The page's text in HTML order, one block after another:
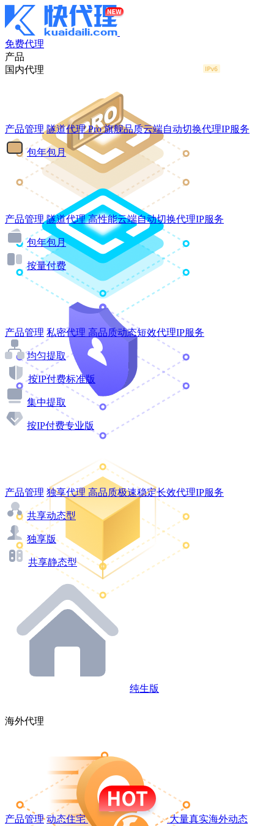
免费代理
产品
国内代理
产品管理 隧道代理Pro 旗舰品质云端自动切换代理IP服务
包年包月
产品管理 隧道代理 高性能云端自动切换代理IP服务
包年包月
按量付费
产品管理 私密代理 高品质动态短效代理IP服务
均匀提取
按IP付费标准版
集中提取
按IP付费专业版
产品管理 独享代理 高品质极速稳定长效代理IP服务
共享动态型
独享版
共享静态型
纯生版
海外代理
产品管理 动态住宅
大量真实海外动态